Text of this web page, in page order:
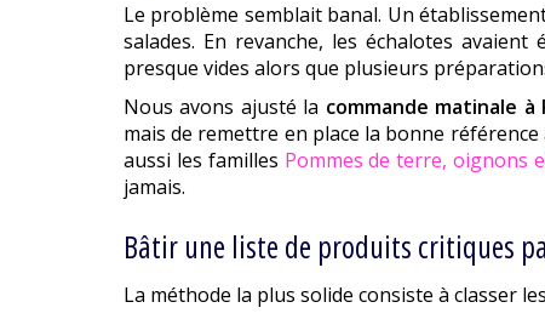
Le problème semblait banal. Un
salades. En revanche, les échalotes
presque vides alors que plusieurs
Nous avons ajusté la commande matinale à
mais de remettre en place la bonne
aussi les familles Pommes de terre, oignons
jamais.
Bâtir une liste de produits critiques
La méthode la plus solide consiste à classer